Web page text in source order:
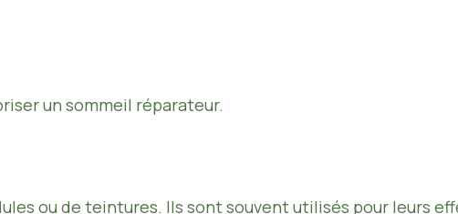
un sommeil réparateur.
ou de teintures. Ils sont souvent utilisés pour leurs